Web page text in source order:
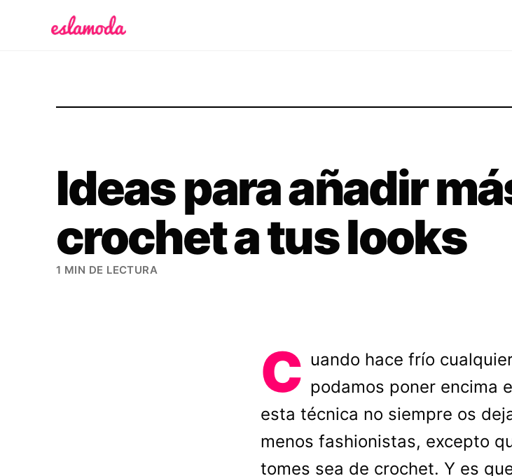
Ideas para añadir
crochet a tus looks
1 MIN DE LECTURA
C uando hace frío
podamos poner encima
esta técnica no siempre os
menos fashionistas, excepto
tomes sea de crochet. Y es